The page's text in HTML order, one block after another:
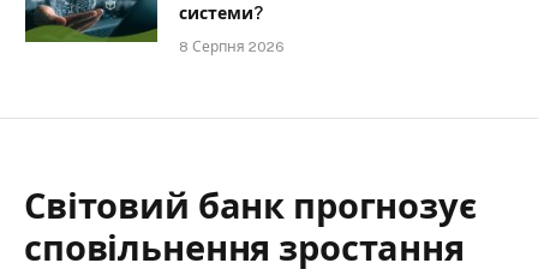
системи?
8 Серпня 2026
Світовий банк прогнозує
сповільнення зростання